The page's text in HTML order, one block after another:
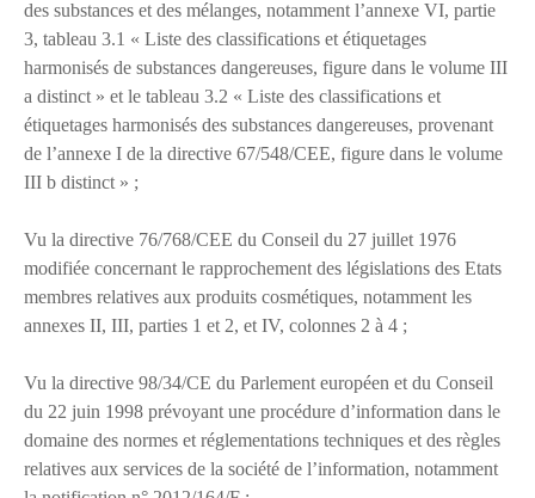
des substances et des mélanges, notamment l’annexe VI, partie
3, tableau 3.1 « Liste des classifications et étiquetages
harmonisés de substances dangereuses, figure dans le volume III
a distinct » et le tableau 3.2 « Liste des classifications et
étiquetages harmonisés des substances dangereuses, provenant
de l’annexe I de la directive 67/548/CEE, figure dans le volume
III b distinct » ;
Vu la directive 76/768/CEE du Conseil du 27 juillet 1976
modifiée concernant le rapprochement des législations des Etats
membres relatives aux produits cosmétiques, notamment les
annexes II, III, parties 1 et 2, et IV, colonnes 2 à 4 ;
Vu la directive 98/34/CE du Parlement européen et du Conseil
du 22 juin 1998 prévoyant une procédure d’information dans le
domaine des normes et réglementations techniques et des règles
relatives aux services de la société de l’information, notamment